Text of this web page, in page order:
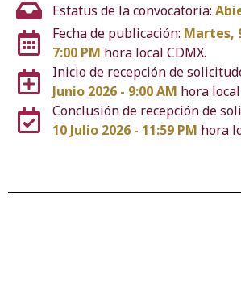
Estatus de la convocatoria:
Fecha de publicación: Martes,
7:00 PM hora local CDMX.
Inicio de recepción de
Junio 2026 - 9:00 AM hora local
Conclusión de recepción de
10 Julio 2026 - 11:59 PM hora